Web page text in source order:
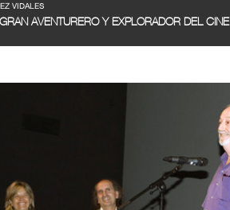
VIDALES
AVENTURERO Y EXPLORADOR DEL CINE